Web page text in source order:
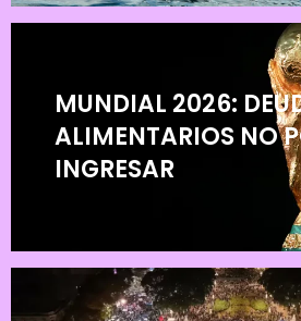
MUNDIAL 2026:
ALIMENTARIOS NO
INGRESAR